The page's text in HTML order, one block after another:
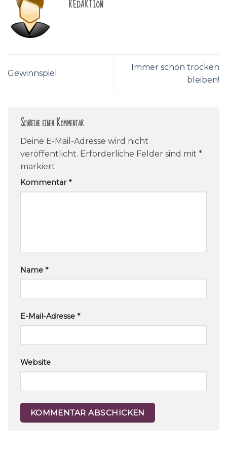
REDAKTION
Gewinnspiel
Immer schön trocken
bleiben!
Schreibe einen Kommentar
Deine E-Mail-Adresse wird nicht
veröffentlicht. Erforderliche Felder sind mit *
markiert
Kommentar*
Name *
E-Mail-Adresse *
Website